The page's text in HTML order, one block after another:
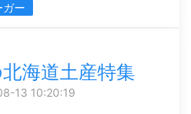
ガー
海道土産特集
13 10:20:19